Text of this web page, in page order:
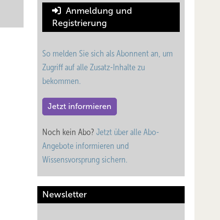
Anmeldung und
Registrierung
So melden Sie sich als Abonnent an, um
Zugriff auf alle Zusatz-Inhalte zu
bekommen.
Jetzt informieren
Noch kein Abo? Jetzt über alle Abo-
Angebote informieren und
Wissensvorsprung sichern.
Newsletter